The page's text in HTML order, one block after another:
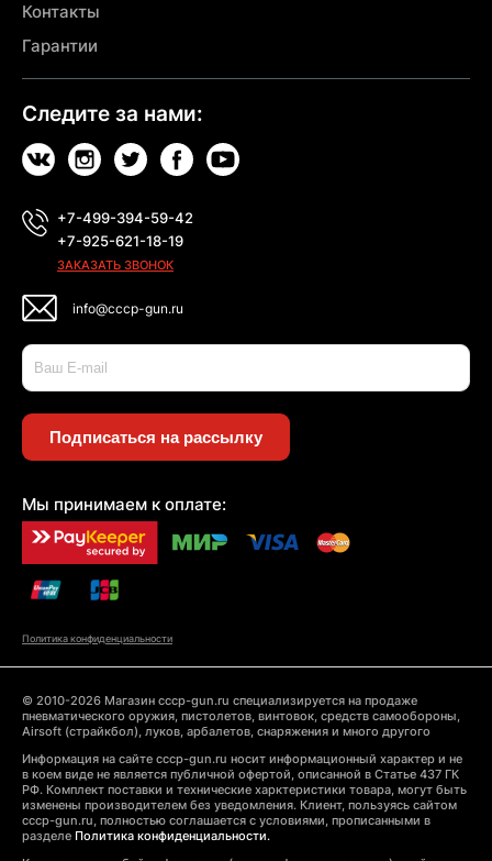
Контакты
Гарантии
Следите за нами:
+7-499-394-59-42
+7-925-621-18-19
ЗАКАЗАТЬ ЗВОНОК
info@cccp-gun.ru
Подписаться на рассылку
Мы принимаем к оплате:
Политика конфиденциальности
© 2010-2026 Магазин cccp-gun.ru специализируется на продаже
пневматического оружия, пистолетов, винтовок, средств самообороны,
Airsoft (страйкбол), луков, арбалетов, снаряжения и много другого
Информация на сайте cccp-gun.ru носит информационный характер и не
в коем виде не является публичной офертой, описанной в Статье 437 ГК
РФ. Комплект поставки и технические харктеристики товара, могут быть
изменены производителем без уведомления. Клиент, пользуясь сайтом
cccp-gun.ru, полностью соглашается с условиями, прописанными в
разделе Политика конфиденциальности.